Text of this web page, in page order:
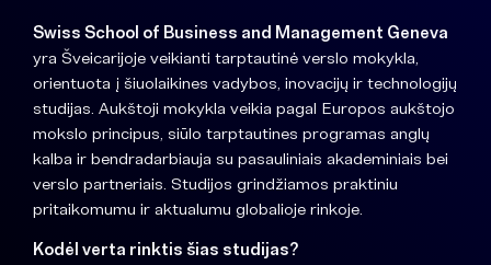
Swiss School of Business and Management Geneva
yra Šveicarijoje veikianti tarptautinė verslo mokykla,
orientuota į šiuolaikines vadybos, inovacijų ir technologijų
studijas. Aukštoji mokykla veikia pagal Europos aukštojo
mokslo principus, siūlo tarptautines programas anglų
kalba ir bendradarbiauja su pasauliniais akademiniais bei
verslo partneriais. Studijos grindžiamos praktiniu
pritaikomumu ir aktualumu globalioje rinkoje.
Kodėl verta rinktis šias studijas?